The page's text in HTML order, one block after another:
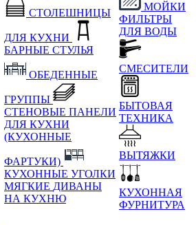
СТОЛЕШНИЦЫ
ДЛЯ КУХНИ
БАРНЫЕ СТУЛЬЯ
ОБЕДЕННЫЕ
ГРУППЫ
СТЕНОВЫЕ ПАНЕЛИ
ДЛЯ КУХНИ
(КУХОННЫЕ
ФАРТУКИ)
КУХОННЫЕ УГОЛКИ
МЯГКИЕ ДИВАНЫ
НА КУХНЮ
МОЙКИ
ФИЛЬТРЫ
ДЛЯ ВОДЫ
СМЕСИТЕЛИ
БЫТОВАЯ
ТЕХНИКА
ВЫТЯЖКИ
КУХОННАЯ
ФУРНИТУРА